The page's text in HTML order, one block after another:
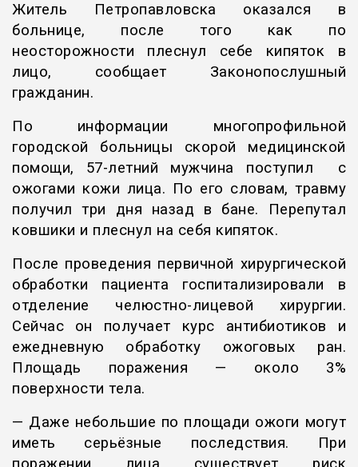
Житель Петропавловска оказался в
больнице, после того как по
неосторожности плеснул себе кипяток в
лицо, сообщает Законопослушный
гражданин.
По информации многопрофильной
городской больницы скорой медицинской
помощи, 57-летний мужчина поступил с
ожогами кожи лица. По его словам, травму
получил три дня назад в бане. Перепутал
ковшики и плеснул на себя кипяток.
После проведения первичной хирургической
обработки пациента госпитализировали в
отделение челюстно-лицевой хирургии.
Сейчас он получает курс антибиотиков и
ежедневную обработку ожоговых ран.
Площадь поражения — около 3%
поверхности тела.
— Даже небольшие по площади ожоги могут
иметь серьёзные последствия. При